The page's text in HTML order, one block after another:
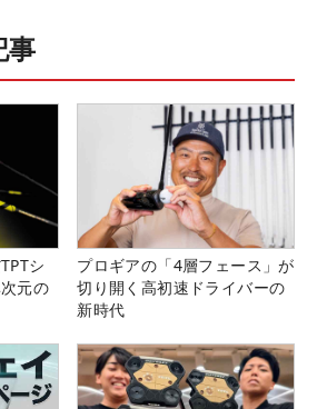
事
シ
元の
プロギアの「4層フェース」が
切り開く高初速ドライバーの
新時代